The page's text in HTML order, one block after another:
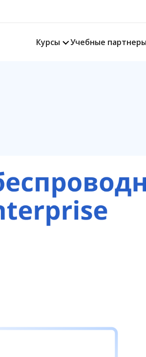
Курсы Учебные партнеры